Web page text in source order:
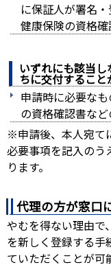
に保証人が署名
健康保険の資格
いずれにも該当
ちに交付すること
申請時に必要な
の資格確認書な
※申請後、本人宛て
必要事項を記入のう
ります。
代理の方が窓口
やむを得ない理由で
を新しく登録する手
ていただくことが可